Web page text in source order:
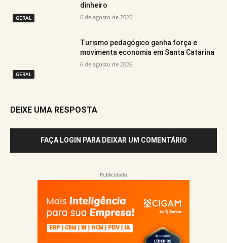
GERAL
dinheiro
6 de agosto de 2026
GERAL
Turismo pedagógico ganha força e
movimenta economia em Santa Catarina
6 de agosto de 2026
DEIXE UMA RESPOSTA
FAÇA LOGIN PARA DEIXAR UM COMENTÁRIO
Publicidade